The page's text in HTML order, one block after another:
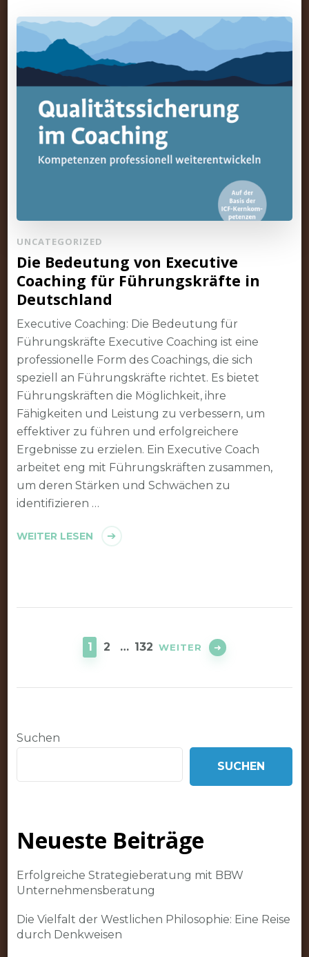
UNCATEGORIZED
Die Bedeutung von Executive
Coaching für Führungskräfte in
Deutschland
Executive Coaching: Die Bedeutung für
Führungskräfte Executive Coaching ist eine
professionelle Form des Coachings, die sich
speziell an Führungskräfte richtet. Es bietet
Führungskräften die Möglichkeit, ihre
Fähigkeiten und Leistung zu verbessern, um
effektiver zu führen und erfolgreichere
Ergebnisse zu erzielen. Ein Executive Coach
arbeitet eng mit Führungskräften zusammen,
um deren Stärken und Schwächen zu
identifizieren …
WEITER LESEN
SEITE
1 SEITE
2 … SEITE
132 WEITER
Suchen
SUCHEN
Neueste Beiträge
Erfolgreiche Strategieberatung mit BBW
Unternehmensberatung
Die Vielfalt der Westlichen Philosophie: Eine Reise
durch Denkweisen